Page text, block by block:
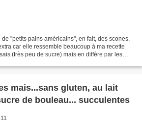
"petits pains américains", en fait, des scones,
car elle ressemble beaucoup à ma recette
(très peu de sucre) mais en diffère par les
mais...sans gluten, au lait
de bouleau... succulentes